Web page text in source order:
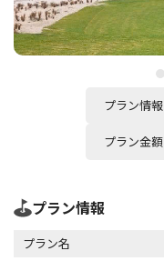
プラン情報
プラン金額
プラン情報
プラン名